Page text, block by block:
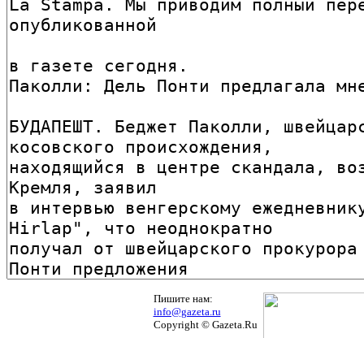
Пишите нам:
info@gazeta.ru
Copyright © Gazeta.Ru